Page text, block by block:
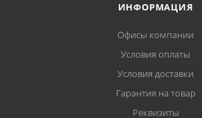
ИНФОРМАЦИЯ
Офисы компании
Условия оплаты
Условия доставки
Гарантия на товар
Реквизиты